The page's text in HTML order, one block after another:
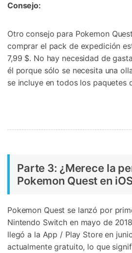
Consejo:
Otro consejo para Pokemon
comprar el pack de expedición
7,99 $. No hay necesidad de
él porque sólo se necesita una
se incluye en todos los paquetes
Parte 3: ¿Merece la
Pokemon Quest en
Pokemon Quest se lanzó por
Nintendo Switch en mayo de
llegó a la App / Play Store en
actualmente gratuito, lo que